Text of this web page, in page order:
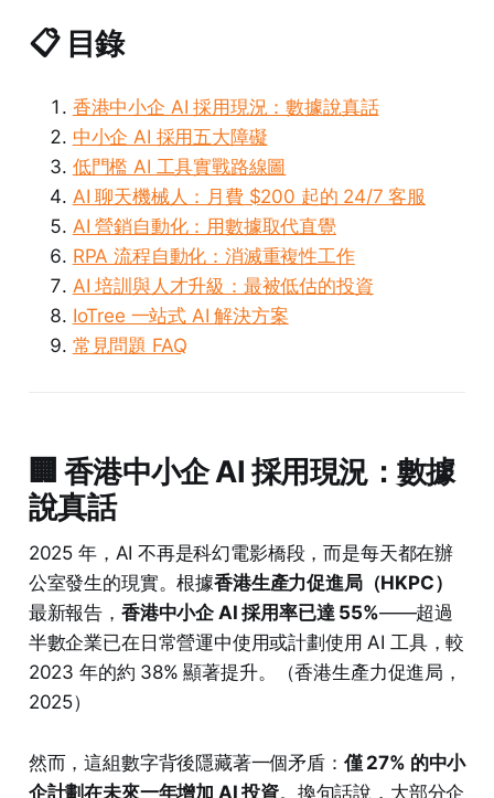
📋 目錄
香港中小企 AI 採用現況：數據說真話
中小企 AI 採用五大障礙
低門檻 AI 工具實戰路線圖
AI 聊天機械人：月費 $200 起的 24/7 客服
AI 營銷自動化：用數據取代直覺
RPA 流程自動化：消滅重複性工作
AI 培訓與人才升級：最被低估的投資
IoTree 一站式 AI 解決方案
常見問題 FAQ
🏢 香港中小企 AI 採用現況：數據
說真話
2025 年，AI 不再是科幻電影橋段，而是每天都在辦
公室發生的現實。根據香港生產力促進局（HKPC）
最新報告， 香港中小企 AI 採用率已達 55%——超過
半數企業已在日常營運中使用或計劃使用 AI 工具，較
2023 年的約 38% 顯著提升。（香港生產力促進局，
2025）
然而，這組數字背後隱藏著一個矛盾： 僅 27% 的中小
企計劃在未來一年增加 AI 投資。換句話說，大部分企